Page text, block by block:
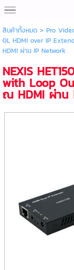
สินค้าทั้งหมด > Pro
0L HDMI over IP
HDMI ผ่าน IP Network
NEXIS
with Loop
ณ HDMI ผ่าน